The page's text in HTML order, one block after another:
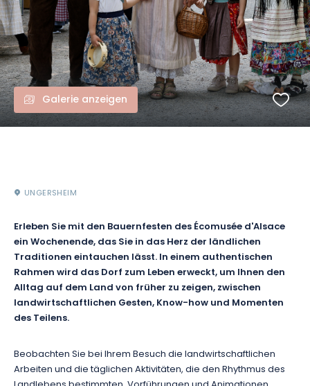
Galerie anzeigen
UNGERSHEIM
Erleben Sie mit den Bauernfesten des Écomusée d'Alsace
ein Wochenende, das Sie in das Herz der ländlichen
Traditionen eintauchen lässt. In einem authentischen
Rahmen wird das Dorf zum Leben erweckt, um Ihnen den
Alltag auf dem Land von früher zu zeigen, zwischen
landwirtschaftlichen Gesten, Know-how und Momenten
des Teilens.
Beobachten Sie bei Ihrem Besuch die landwirtschaftlichen
Arbeiten und die täglichen Aktivitäten, die den Rhythmus des